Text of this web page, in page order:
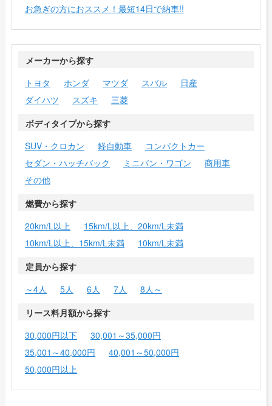
お急ぎの方におススメ！最短14日で納車!!
メーカーから探す
トヨタ
ホンダ マツダ スバル
日産
ダイハツ
スズキ
三菱
ボディタイプから探す
SUV・クロカン
軽自動車
コンパクトカー
セダン・ハッチバック
ミニバン・ワゴン
商用車
その他
燃費から探す
20km/L以上
15km/L以上、20km/L未満
10km/L以上、15km/L未満
10km/L未満
定員から探す
～4人
5人 6人 7人
8人～
リース料月額から探す
30,000円以下
30,001～35,000円
35,001～40,000円
40,001～50,000円
50,000円以上